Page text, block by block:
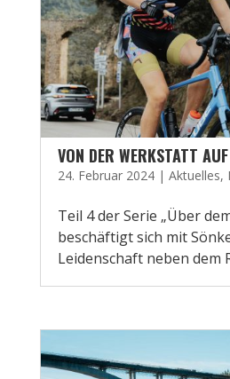
VON DER WERKSTATT
24. Februar 2024| Aktuelles,
Teil 4 der Serie „Über
beschäftigt sich mit
Leidenschaft neben dem